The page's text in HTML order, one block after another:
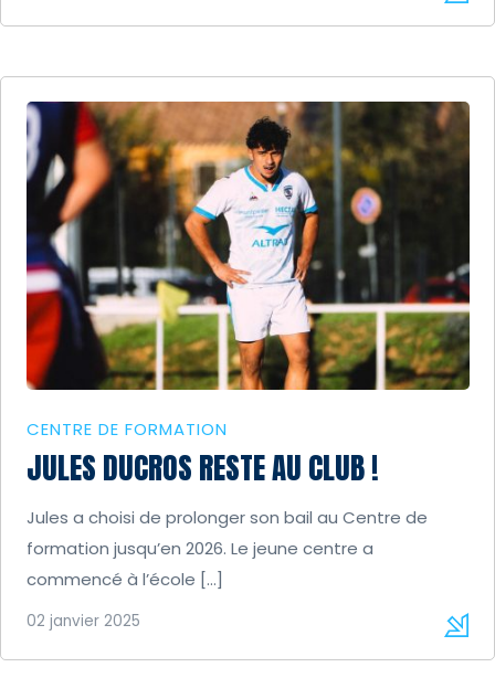
CENTRE DE FORMATION
JULES DUCROS RESTE AU CLUB !
Jules a choisi de prolonger son bail au Centre de
formation jusqu’en 2026. Le jeune centre a
commencé à l’école […]
02 janvier 2025